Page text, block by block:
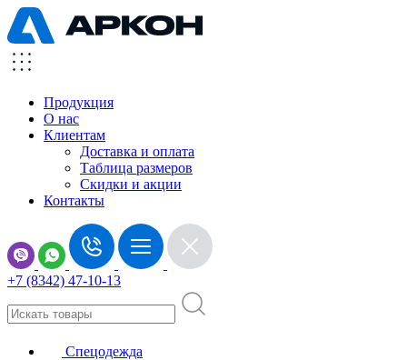
Продукция
О нас
Клиентам
Доставка и оплата
Таблица размеров
Скидки и акции
Контакты
+7 (8342) 47-10-13
Спецодежда